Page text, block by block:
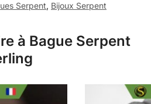
Serpent, Bijoux Serpent
à Bague Serpent